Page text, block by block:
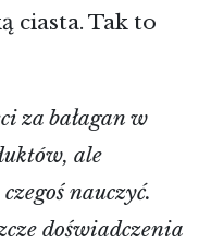
ciasta. Tak to
za bałagan w
ale
nauczyć.
doświadczenia